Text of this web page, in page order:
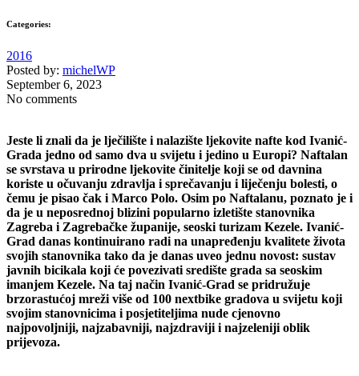
Categories:
2016
Posted by: michelWP
September 6, 2023
No comments
Jeste li znali da je lječilište i nalazište ljekovite nafte kod Ivanić-
Grada jedno od samo dva u svijetu i jedino u Europi? Naftalan
se svrstava u prirodne ljekovite činitelje koji se od davnina
koriste u očuvanju zdravlja i sprečavanju i liječenju bolesti, o
čemu je pisao čak i Marco Polo. Osim po Naftalanu, poznato je i
da je u neposrednoj blizini popularno izletište stanovnika
Zagreba i Zagrebačke županije, seoski turizam Kezele. Ivanić-
Grad danas kontinuirano radi na unapređenju kvalitete života
svojih stanovnika tako da je danas uveo jednu novost: sustav
javnih bicikala koji će povezivati središte grada sa seoskim
imanjem Kezele. Na taj način Ivanić-Grad se pridružuje
brzorastućoj mreži više od 100 nextbike gradova u svijetu koji
svojim stanovnicima i posjetiteljima nude cjenovno
najpovoljniji, najzabavniji, najzdraviji i najzeleniji oblik
prijevoza.